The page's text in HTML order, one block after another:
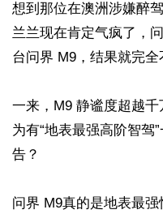
想到那位在澳洲涉嫌醉
兰兰现在肯定气疯了，
台问界 M9，结果就完全
一来，M9 静谧度超越
为有“地表最强高阶智驾
告？
问界 M9真的是地表最强